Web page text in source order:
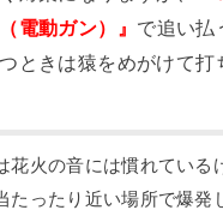
電動ガン）』 で追い払
ときは猿をめがけて打
花火の音には慣れている
たったり近い場所で爆発